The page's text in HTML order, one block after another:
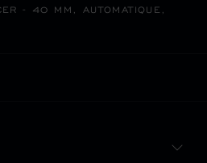
- 40 MM, AUTOMATIQUE,
DE PAYS)